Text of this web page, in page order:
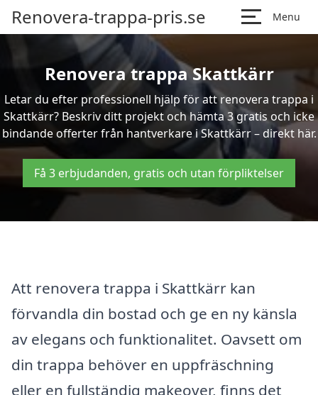
Renovera-trappa-pris.se Menu
Renovera trappa Skattkärr
Letar du efter professionell hjälp för att renovera trappa i
Skattkärr? Beskriv ditt projekt och hämta 3 gratis och icke
bindande offerter från hantverkare i Skattkärr – direkt här.
Få 3 erbjudanden, gratis och utan förpliktelser
Att renovera trappa i Skattkärr kan
förvandla din bostad och ge en ny känsla
av elegans och funktionalitet. Oavsett om
din trappa behöver en uppfräschning
eller en fullständig makeover, finns det